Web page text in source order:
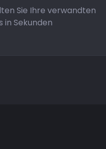
Sie Ihre verwandten
in Sekunden